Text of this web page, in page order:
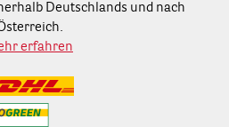
Deutschlands und nach
erfahren